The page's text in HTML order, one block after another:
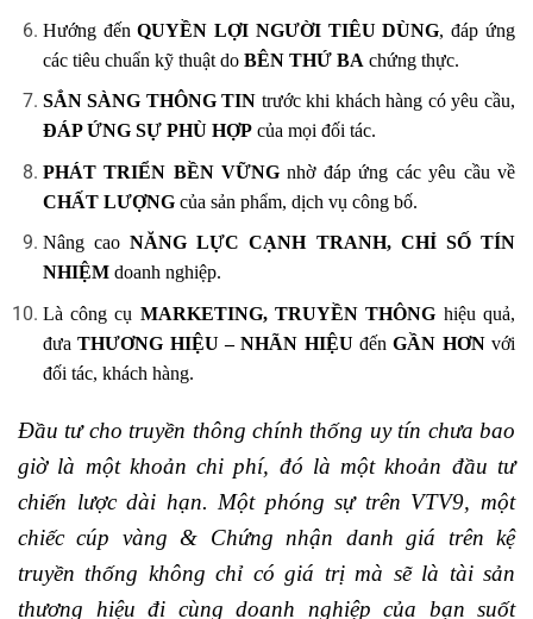
Hướng đếnQUYỀN LỢI NGƯỜI TIÊU DÙNG, đáp ứng
các tiêu chuẩn kỹ thuật do BÊN THỨ BA chứng thực.
SẲN SÀNG THÔNG TIN trước khi khách hàng có yêu cầu,
ĐÁP ỨNG SỰ PHÙ HỢPcủa mọi đối tác.
PHÁT TRIỂN BỀN VỮNG nhờ đáp ứng các yêu cầu về
CHẤT LƯỢNGcủa sản phẩm, dịch vụ công bố.
Nâng caoNĂNG LỰC CẠNH TRANH, CHỈ SỐ TÍN
NHIỆMdoanh nghiệp.
Là công cụ MARKETING, TRUYỀN THÔNG hiệu quả,
đưaTHƯƠNG HIỆU – NHÃN HIỆU đến GẦN HƠNvới
đối tác, khách hàng.
Đầu tư cho truyền thông chính thống uy tín chưa bao
giờ là một khoản chi phí, đó là một khoản đầu tư
chiến lược dài hạn. Một phóng sự trên VTV9, một
chiếc cúp vàng & Chứng nhận danh giá trên kệ
truyền thống không chỉ có giá trị mà sẽ là tài sản
thương hiệu đi cùng doanh nghiệp của bạn suốt